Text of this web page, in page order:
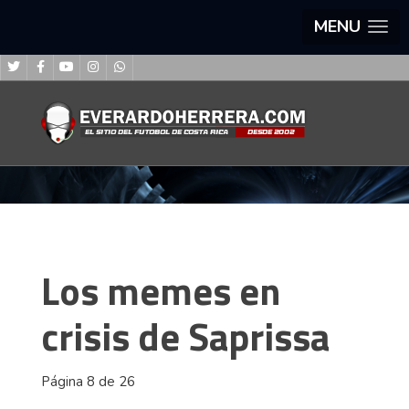
MENU
Los memes en
crisis de Saprissa
Página 8 de 26